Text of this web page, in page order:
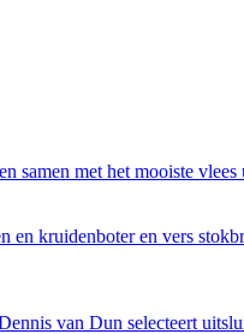
met het mooiste
en kruidenboter en vers
van Dun selecteert